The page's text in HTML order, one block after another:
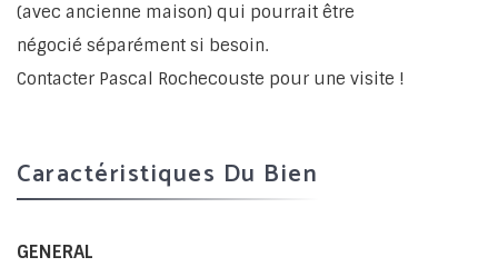
(avec ancienne maison) qui pourrait être
négocié séparément si besoin.
Contacter Pascal Rochecouste pour une visite !
Caractéristiques Du Bien
GENERAL